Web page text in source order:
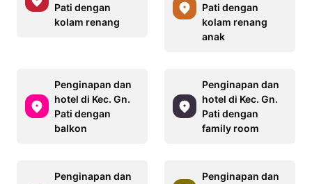
Pati dengan
kolam renang
Pati dengan
kolam renang
anak
Penginapan dan
hotel di Kec. Gn.
Pati dengan
balkon
Penginapan dan
hotel di Kec. Gn.
Pati dengan
family room
Penginapan dan
Penginapan dan